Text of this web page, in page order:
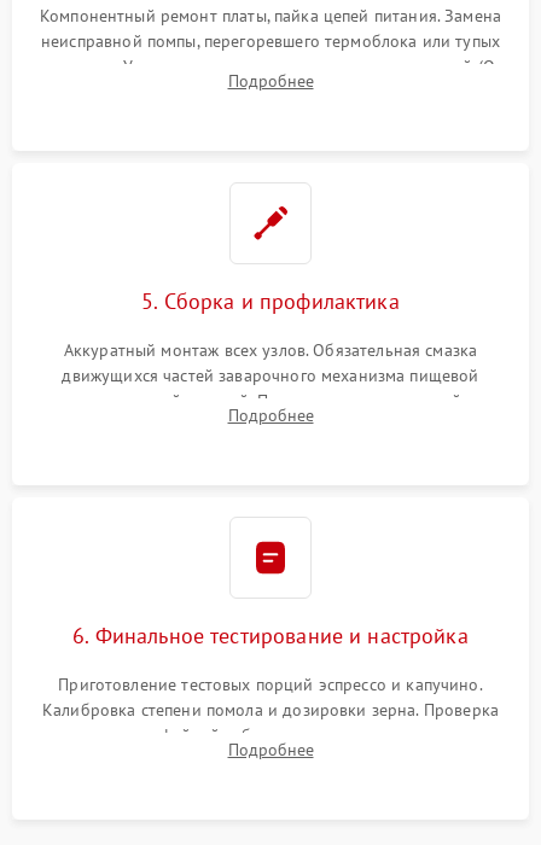
Компонентный ремонт платы, пайка цепей питания. Замена
неисправной помпы, перегоревшего термоблока или тупых
жерновов. Установка новых силиконовых уплотнителей (O-
ring) и тефлоновых трубок для надежного устранения
Подробнее
5. Сборка и профилактика
Аккуратный монтаж всех узлов. Обязательная смазка
движущихся частей заварочного механизма пищевой
силиконовой смазкой. Проведение программной
декальцинации и очистки системы от кофейных масел.
Подробнее
6. Финальное тестирование и настройка
Приготовление тестовых порций эспрессо и капучино.
Калибровка степени помола и дозировки зерна. Проверка
плотности кофейной таблетки, температуры напитка и
качества молочной пены. Контроль отсутствия посторонних
Подробнее